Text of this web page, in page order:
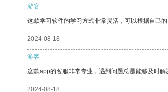
游客
这款学习软件的学习方式非常灵活，可以根据自己
2024-08-18
游客
这款app的客服非常专业，遇到问题总是能够及时解
2024-08-18